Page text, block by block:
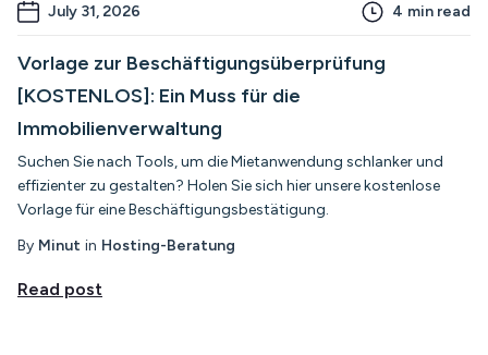
July 31, 2026 4 min read
Vorlage zur Beschäftigungsüberprüfung
[KOSTENLOS]: Ein Muss für die
Immobilienverwaltung
Suchen Sie nach Tools, um die Mietanwendung schlanker und
effizienter zu gestalten? Holen Sie sich hier unsere kostenlose
Vorlage für eine Beschäftigungsbestätigung.
By Minut in Hosting-Beratung
Read post